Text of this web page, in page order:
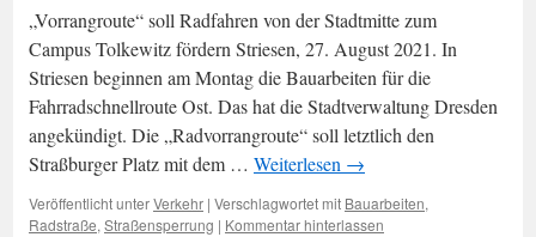
„Vorrangroute“ soll Radfahren von der Stadtmitte zum
Campus Tolkewitz fördern Striesen, 27. August 2021. In
Striesen beginnen am Montag die Bauarbeiten für die
Fahrradschnellroute Ost. Das hat die Stadtverwaltung Dresden
angekündigt. Die „Radvorrangroute“ soll letztlich den
Straßburger Platz mit dem … Weiterlesen →
Veröffentlicht unterVerkehr | Verschlagwortet mit Bauarbeiten,
Radstraße, Straßensperrung | Kommentar hinterlassen